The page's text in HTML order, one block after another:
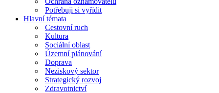
Potřebuji si vyřídit
Hlavní témata
Cestovní ruch
Kultura
Sociální oblast
Územní plánování
Doprava
Neziskový sektor
Strategický rozvoj
Zdravotnictví